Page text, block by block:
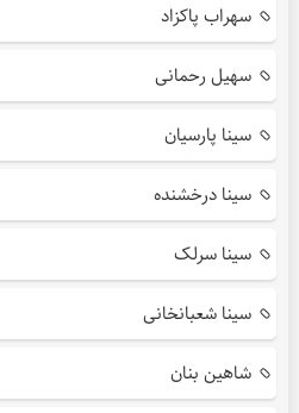
سهراب پاکزاد
سهیل رحمانی
سینا پارسیان
سینا درخشنده
سینا سرلک
سینا شعبانخانی
شاهین بنان